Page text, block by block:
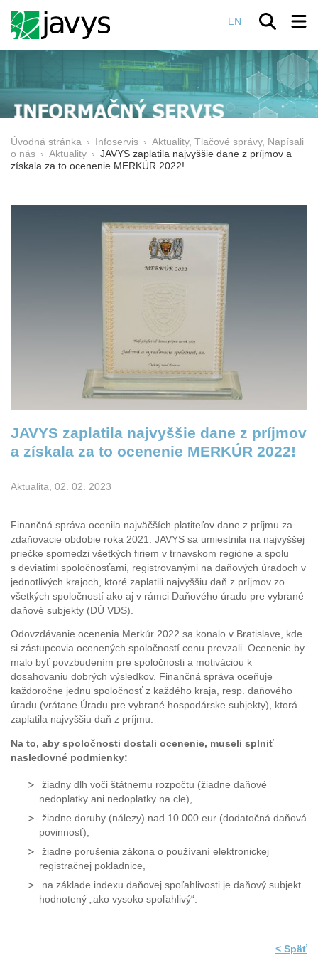
EN
Úvodná stránka › Infoservis › Aktuality, Tlačové správy, Napísali
o nás › Aktuality › JAVYS zaplatila najvyššie dane z príjmov a
získala za to ocenenie MERKÚR 2022!
JAVYS zaplatila najvyššie dane z príjmov
a získala za to ocenenie MERKÚR 2022!
Aktualita, 02. 02. 2023
Finančná správa ocenila najväčších platiteľov dane z príjmu za
zdaňovacie obdobie roka 2021. JAVYS sa umiestnila na najvyššej
priečke spomedzi všetkých firiem v trnavskom regióne a spolu
s deviatimi spoločnosťami, registrovanými na daňových úradoch v
jednotlivých krajoch, ktoré zaplatili najvyššiu daň z príjmov zo
všetkých spoločností ako aj v rámci Daňového úradu pre vybrané
daňové subjekty (DÚ VDS).
Odovzdávanie ocenenia Merkúr 2022 sa konalo v Bratislave, kde
si zástupcovia ocenených spoločností cenu prevzali. Ocenenie by
malo byť povzbudením pre spoločnosti a motiváciou k
dosahovaniu dobrých výsledkov. Finančná správa oceňuje
každoročne jednu spoločnosť z každého kraja, resp. daňového
úradu (vrátane Úradu pre vybrané hospodárske subjekty), ktorá
zaplatila najvyššiu daň z príjmu.
Na to, aby spoločnosti dostali ocenenie, museli splniť
nasledovné podmienky:
žiadny dlh voči štátnemu rozpočtu (žiadne daňové
nedoplatky ani nedoplatky na cle),
žiadne doruby (nálezy) nad 10.000 eur (dodatočná daňová
povinnosť),
žiadne porušenia zákona o používaní elektronickej
registračnej pokladnice,
na základe indexu daňovej spoľahlivosti je daňový subjekt
hodnotený „ako vysoko spoľahlivý“.
< Späť